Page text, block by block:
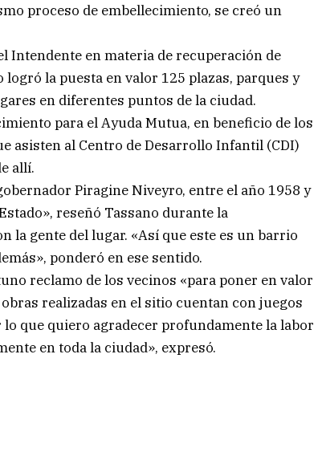
proceso de embellecimiento, se creó un
Intendente en materia de recuperación de
la puesta en valor 125 plazas, parques y
en diferentes puntos de la ciudad.
para el Ayuda Mutua, en beneficio de los
asisten al Centro de Desarrollo Infantil (CDI)
allí.
Piragine Niveyro, entre el año 1958 y
reseñó Tassano durante la
gente del lugar. «Así que este es un barrio
ponderó en ese sentido.
reclamo de los vecinos «para poner en valor
realizadas en el sitio cuentan con juegos
que quiero agradecer profundamente la labor
en toda la ciudad», expresó.